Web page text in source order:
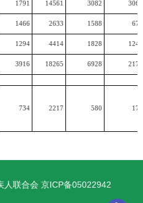
1791 14561 3082 3069
1466 2633 1588 671
1294 4414 1828 1240
3916 18265 6928 2176
734 2217 580 176
人联合会 京ICP备05022942